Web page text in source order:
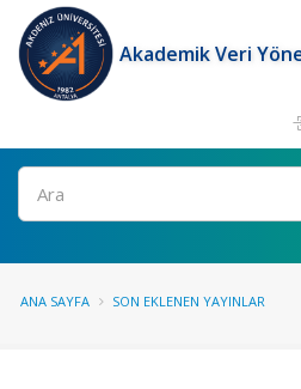
Akademik Veri
Ara
ANA SAYFA SON EKLENEN YAYINLAR